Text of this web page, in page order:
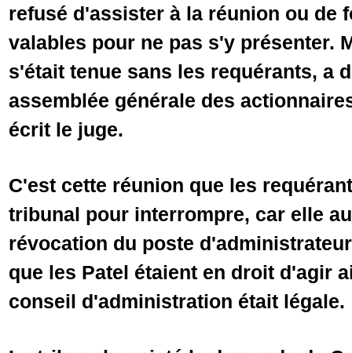
refusé d'assister à la réunion ou de
valables pour ne pas s'y présenter.
s'était tenue sans les requérants, a
assemblée générale des
écrit le juge.
C'est cette réunion que les
tribunal pour interrompre, car elle
révocation du poste
que les Patel étaient en droit d'agir
conseil d'administration était légale.